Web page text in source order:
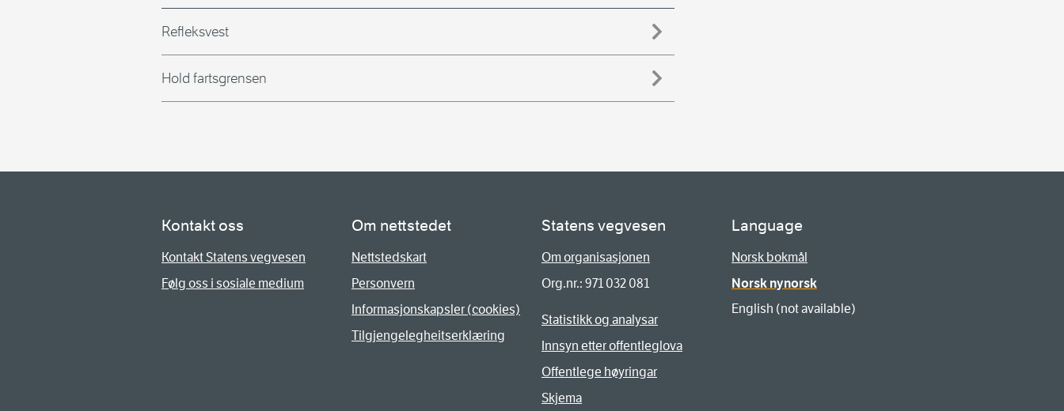
Refleksvest
Hold fartsgrensen
Kontakt oss
Kontakt Statens vegvesen
Følg oss i sosiale medium
Om nettstedet
Nettstedskart
Personvern
Informasjonskapsler (cookies)
Tilgjengelegheitserklæring
Statens vegvesen
Om organisasjonen
Org.nr.: 971 032 081
Statistikk og analysar
Innsyn etter offentleglova
Offentlege høyringar
Skjema
Language
Norsk bokmål
Norsk nynorsk
English (not available)